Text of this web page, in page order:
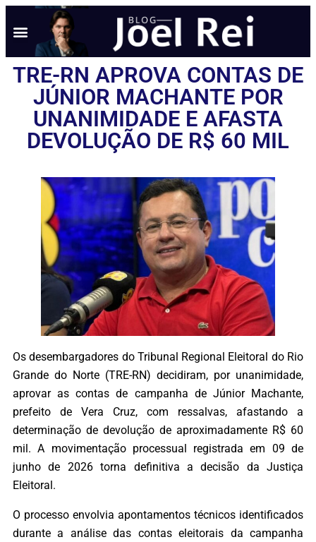
TRE-RN APROVA CONTAS DE
JÚNIOR MACHANTE POR
UNANIMIDADE E AFASTA
DEVOLUÇÃO DE R$ 60 MIL
Os desembargadores do Tribunal Regional Eleitoral do Rio
Grande do Norte (TRE-RN) decidiram, por unanimidade,
aprovar as contas de campanha de Júnior Machante,
prefeito de Vera Cruz, com ressalvas, afastando a
determinação de devolução de aproximadamente R$ 60
mil. A movimentação processual registrada em 09 de
junho de 2026 torna definitiva a decisão da Justiça
Eleitoral.
O processo envolvia apontamentos técnicos identificados
durante a análise das contas eleitorais da campanha